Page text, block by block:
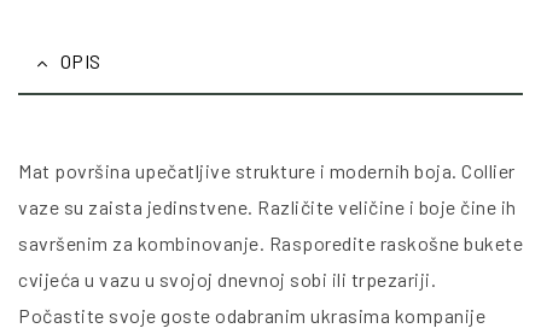
OPIS
Mat površina upečatljive strukture i modernih boja. Collier
vaze su zaista jedinstvene. Različite veličine i boje čine ih
savršenim za kombinovanje. Rasporedite raskošne bukete
cvijeća u vazu u svojoj dnevnoj sobi ili trpezariji.
Počastite svoje goste odabranim ukrasima kompanije